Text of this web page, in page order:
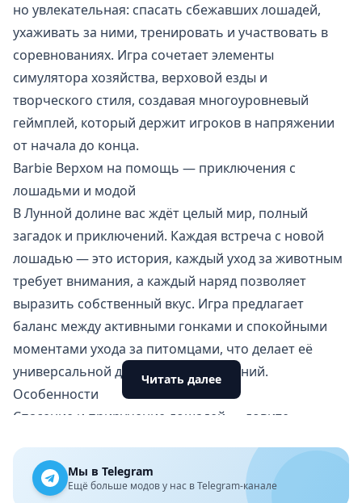
но увлекательная: спасать сбежавших лошадей,
ухаживать за ними, тренировать и участвовать в
соревнованиях. Игра сочетает элементы
симулятора хозяйства, верховой езды и
творческого стиля, создавая многоуровневый
геймплей, который держит игроков в напряжении
от начала до конца.
Barbie Верхом на помощь — приключения с
лошадьми и модой
В Лунной долине вас ждёт целый мир, полный
загадок и приключений. Каждая встреча с новой
лошадью — это история, каждый уход за животным
требует внимания, а каждый наряд позволяет
выразить собственный вкус. Игра предлагает
баланс между активными гонками и спокойными
моментами ухода за питомцами, что делает её
универсальной для разных настроений.
Особенности
Спасение и приручение лошадей — ловите
конюшню, каждое имеет уникальные расцветки и
отметины
Читать далее
Мы в Telegram
Ещё больше модов у нас в Telegram-канале